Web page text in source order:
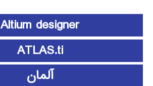
Altium designer
ATLAS.ti
آلمان